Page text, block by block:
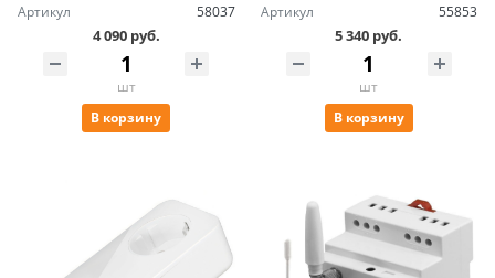
Артикул 58037
4 090 руб.
шт
В корзину
Артикул 55853
5 340 руб.
шт
В корзину